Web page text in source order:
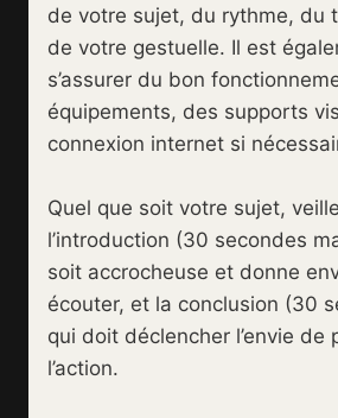
de votre sujet, du rythme, du
de votre gestuelle. Il est
s’assurer du bon
équipements, des supports
connexion internet si
Quel que soit votre sujet,
l’introduction (30 secondes
soit accrocheuse et donne
écouter, et la conclusion (30
qui doit déclencher l’envie de
l’action.